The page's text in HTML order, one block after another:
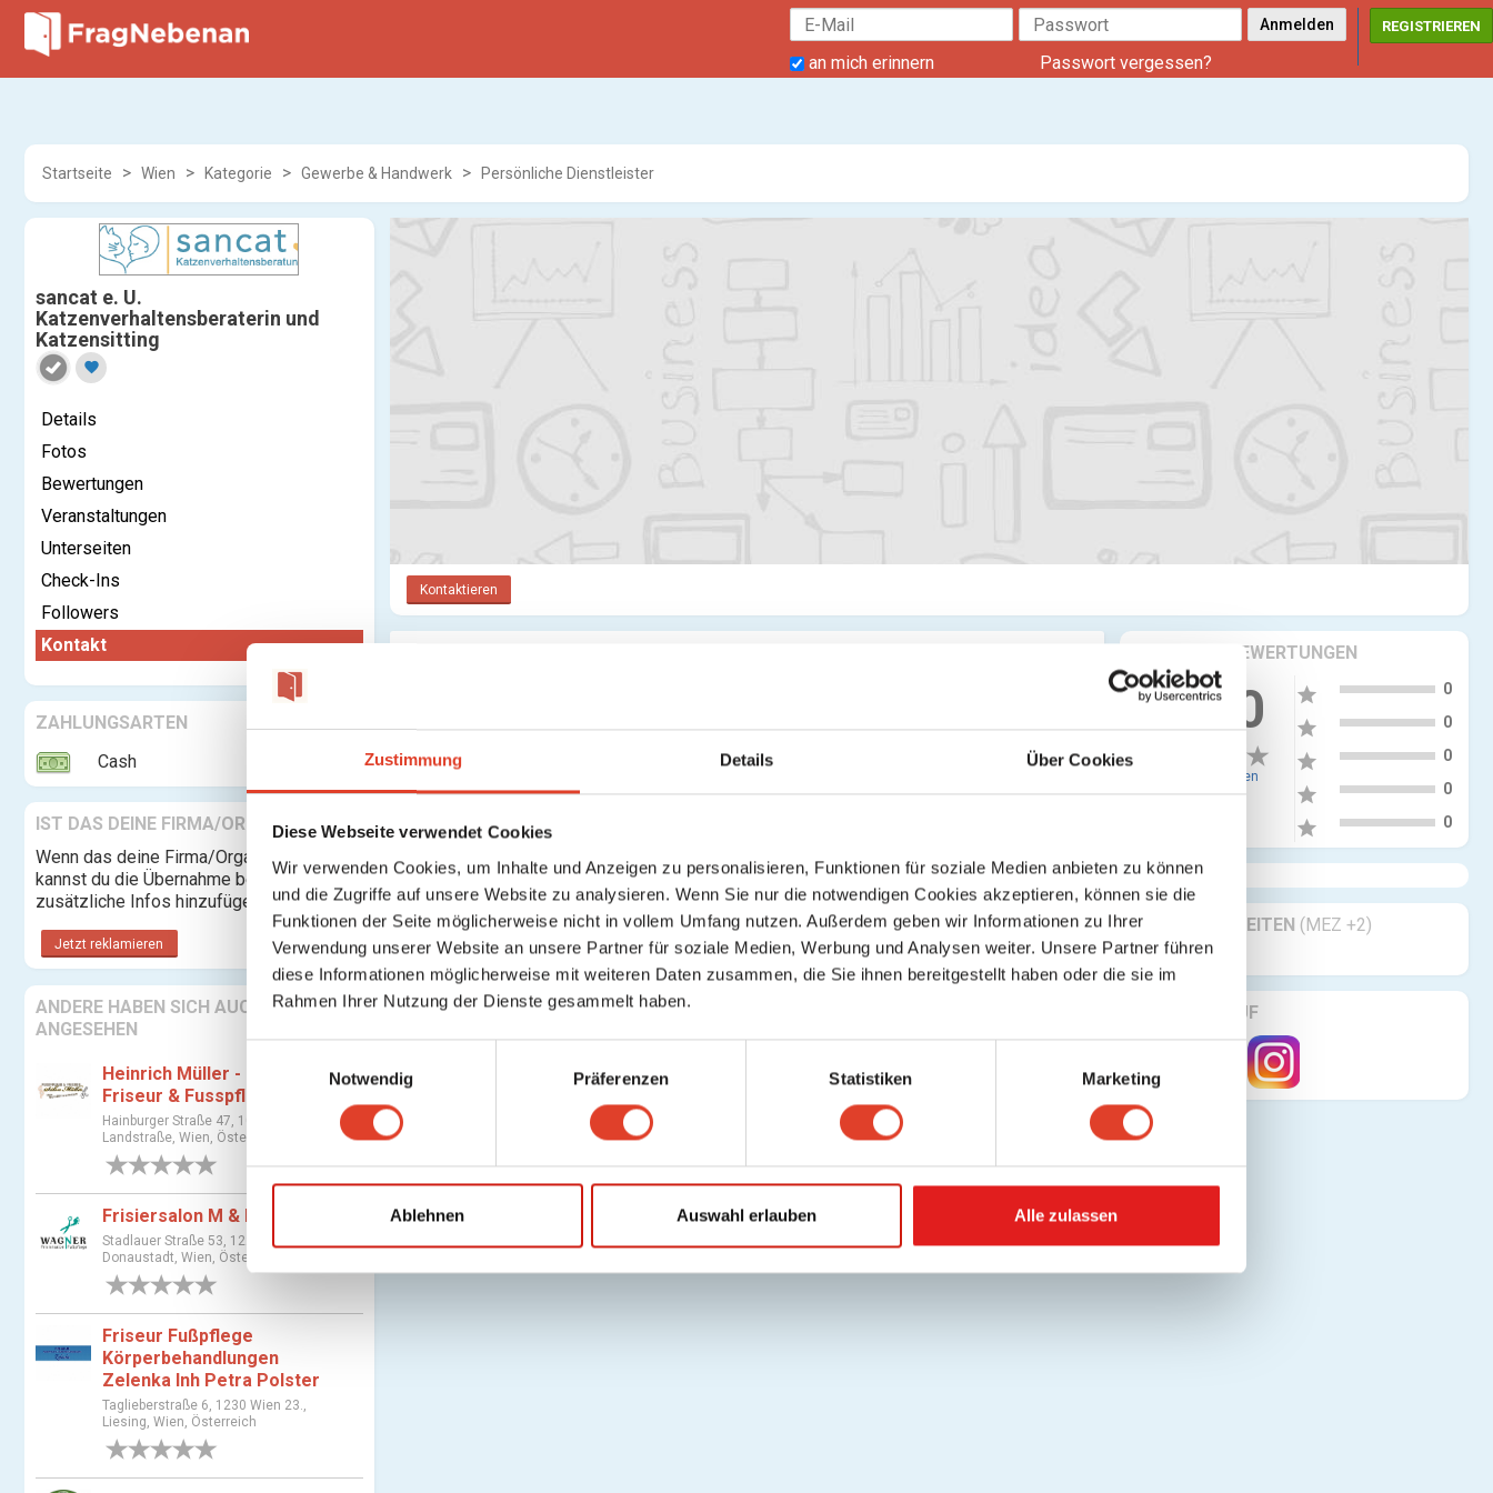
Zustimmung Details Über Cookies
Diese Webseite verwendet Cookies
Wir verwenden Cookies, um Inhalte und Anzeigen zu personalisieren, Funktionen für soziale Medien anbieten zu können
und die Zugriffe auf unsere Website zu analysieren. Wenn Sie nur die notwendigen Cookies akzeptieren, können sie die
Funktionen der Seite möglicherweise nicht in vollem Umfang nutzen. Außerdem geben wir Informationen zu Ihrer
Verwendung unserer Website an unsere Partner für soziale Medien, Werbung und Analysen weiter. Unsere Partner führen
diese Informationen möglicherweise mit weiteren Daten zusammen, die Sie ihnen bereitgestellt haben oder die sie im
Rahmen Ihrer Nutzung der Dienste gesammelt haben.
l
g
n
g
s
a
u
w
Notwendig Präferenzen Statistiken Marketing
Ablehnen Auswahl erlauben Alle zulassen
an mich erinnern Passwort vergessen?
REGISTRIEREN
Startseite Wien Kategorie Gewerbe & Handwerk Persönliche Dienstleister
sancat e. U.
Katzenverhaltensberaterin und
Katzensitting
favorite
Details
Fotos
Bewertungen
Veranstaltungen
Unterseiten
Check-Ins
Followers
Kontakt
ZAHLUNGSARTEN
Cash
IST DAS DEINE FIRMA/ORGANISATION?
Wenn das deine Firma/Organisation ist,
kannst du die Übernahme beantragen und
zusätzliche Infos hinzufügen.
Jetzt reklamieren
ANDERE HABEN SICH AUCH
ANGESEHEN
Heinrich Müller - mobiler
Friseur & Fusspfleger
Hainburger Straße 47, 1030 Wien 3.,
Landstraße, Wien, Österreich
0 Bewertungen
Frisiersalon M & F Wagner
Stadlauer Straße 53, 1220 Wien 22.,
Donaustadt, Wien, Österreich
Friseur Fußpflege
Körperbehandlungen
Zelenka Inh Petra Polster
Taglieberstraße 6, 1230 Wien 23.,
Liesing, Wien, Österreich
Kontaktieren
KRITIKEN & BEWERTUNGEN
0.00
0 Bewertungen
star 0
star 0
star 0
star 0
star 0
GESCHÄFTSZEITEN (MEZ +2)
Geöffnet 24/7
FINDE UNS AUF
Adresse:
Senden